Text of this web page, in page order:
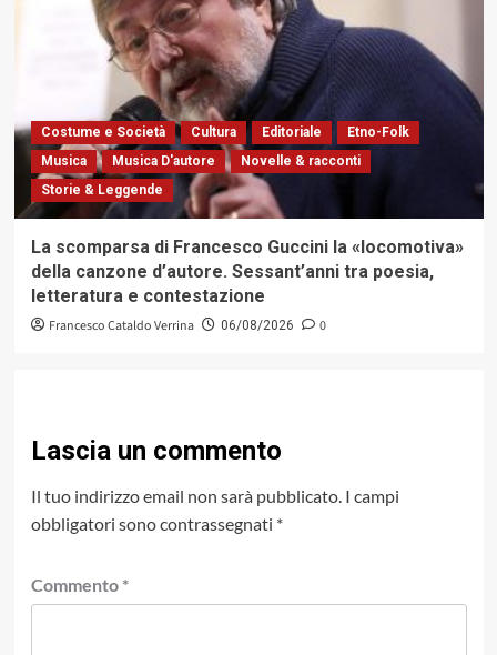
Costume e Società Cultura Editoriale
Etno-Folk
Musica
Musica D'autore
Novelle & racconti
Storie & Leggende
La scomparsa di Francesco Guccini la «locomotiva»
della canzone d’autore. Sessant’anni tra poesia,
letteratura e contestazione
Francesco Cataldo Verrina 06/08/2026 0
Lascia un commento
Il tuo indirizzo email non sarà pubblicato. I campi
obbligatori sono contrassegnati *
Commento *